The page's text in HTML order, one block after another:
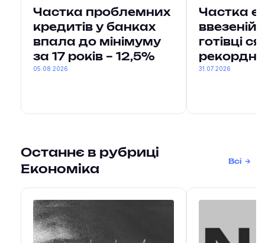
Частка проблемних
кредитів у банках
впала до мінімуму
за 17 років – 12,5%
05.08.2026
Частка
готівці
31.07.2026
Останнє в рубриці
Економіка
Всі